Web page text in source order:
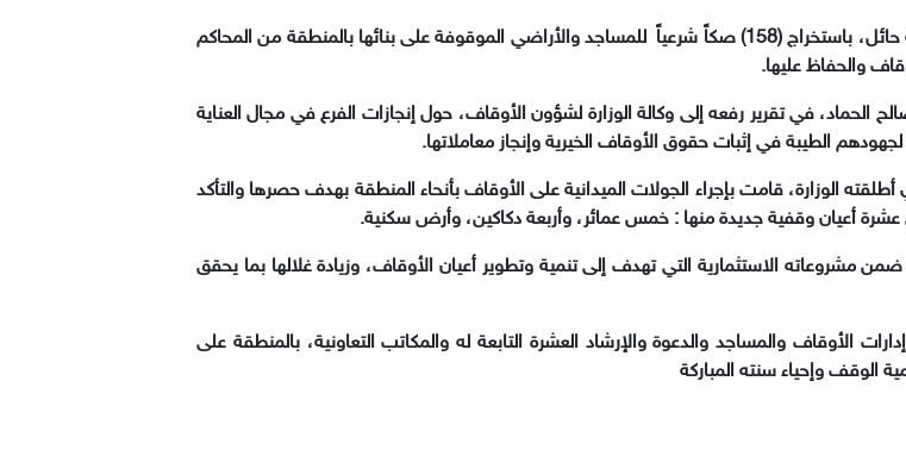
قام فرع وزارة الشؤون الإسلامية والأوقاف والدعوة والإرشاد بمنطقة حائل، باستخراج (158) صكاً شرعياً للمساجد والأراضي الموقوفة على بنائها بالمنطقة من المحاكم
والحفاظ عليها.
الحماد، في تقرير رفعه إلى وكالة الوزارة لشؤون الأوقاف، حول إنجازات الفرع في مجال العناية
الطيبة في إثبات حقوق الأوقاف الخيرية وإنجاز معاملاتها.
الوزارة، قامت بإجراء الجولات الميدانية على الأوقاف بأنحاء المنطقة بهدف حصرها والتأكد
عشرة أعيان وقفية جديدة منها : خمس عمائر، وأربعة دكاكين، وأرض سكنية.
مشروعاته الاستثمارية التي تهدف إلى تنمية وتطوير أعيان الأوقاف، وزيادة غلالها بما يحقق
الأوقاف والمساجد والدعوة والإرشاد العشرة التابعة له والمكاتب التعاونية، بالمنطقة على
الوقف وإحياء سنته المباركة